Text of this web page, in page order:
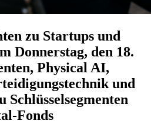
zu Startups und
Donnerstag, den 18.
Physical AI,
und
Schlüsselsegmenten
Fonds